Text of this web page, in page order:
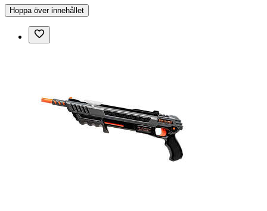
Hoppa över innehållet